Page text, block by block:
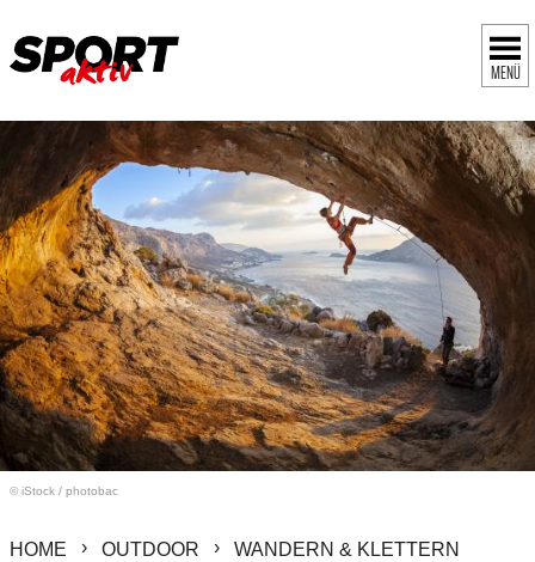
MENÜ
© iStock / photobac
HOME OUTDOOR WANDERN & KLETTERN